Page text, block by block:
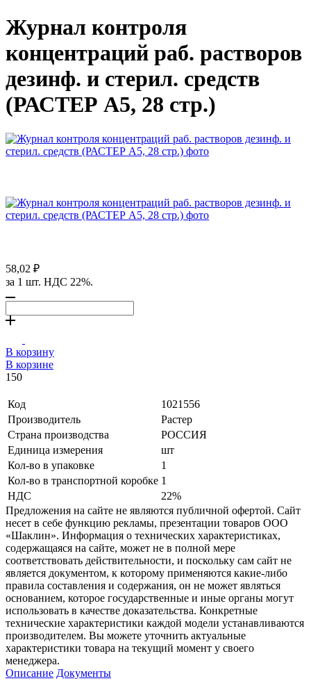
Журнал контроля
концентраций раб. растворов
дезинф. и стерил. средств
(РАСТЕР А5, 28 стр.)
58,02 ₽
за 1 шт. НДС 22%.
В корзину
В корзине
150
Код
1021556
Производитель
Растер
Страна производства
РОССИЯ
Единица измерения
шт
Кол-во в упаковке
1
Кол-во в транспортной коробке 1
НДС
22%
Предложения на сайте не являются публичной офертой. Сайт
несет в себе функцию рекламы, презентации товаров ООО
«Шаклин». Информация о технических характеристиках,
содержащаяся на сайте, может не в полной мере
соответствовать действительности, и поскольку сам сайт не
является документом, к которому применяются какие-либо
правила составления и содержания, он не может являться
основанием, которое государственные и иные органы могут
использовать в качестве доказательства. Конкретные
технические характеристики каждой модели устанавливаются
производителем. Вы можете уточнить актуальные
характеристики товара на текущий момент у своего
менеджера.
Описание Документы